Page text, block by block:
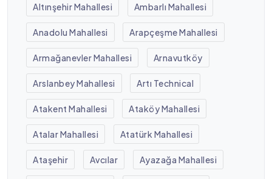
Altınşehir Mahallesi Ambarlı Mahallesi
Anadolu Mahallesi Arapçeşme Mahallesi
Armağanevler Mahallesi Arnavutköy
Arslanbey Mahallesi Artı Technical
Atakent Mahallesi Ataköy Mahallesi
Atalar Mahallesi Atatürk Mahallesi
Ataşehir Avcılar Ayazağa Mahallesi